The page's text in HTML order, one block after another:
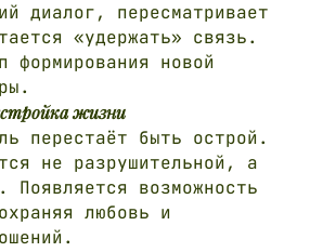
диалог, пересматривает
«удержать» связь.
формирования новой
жизни
перестаёт быть острой.
не разрушительной, а
Появляется возможность
любовь и